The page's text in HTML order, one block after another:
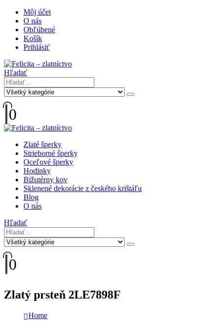
Môj účet
O nás
Obľúbené
Košík
Prihlásiť
Hľadať
0
Zlaté šperky
Strieborné šperky
Oceľové šperky
Hodinky
Bižutérny kov
Sklenené dekorácie z českého krištáľu
Blog
O nás
Hľadať
0
Zlatý prsteň 2LE7898F
Home